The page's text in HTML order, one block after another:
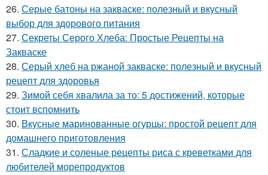
26. Серые батоны на закваске: полезный и вкусный
выбор для здорового питания
27. Секреты Серого Хлеба: Простые Рецепты на
Закваске
28. Серый хлеб на ржаной закваске: полезный и вкусный
рецепт для здоровья
29. Зимой себя хвалила за то: 5 достижений, которые
стоит вспомнить
30. Вкусные маринованные огурцы: простой рецепт для
домашнего приготовления
31. Сладкие и соленые рецепты риса с креветками для
любителей морепродуктов